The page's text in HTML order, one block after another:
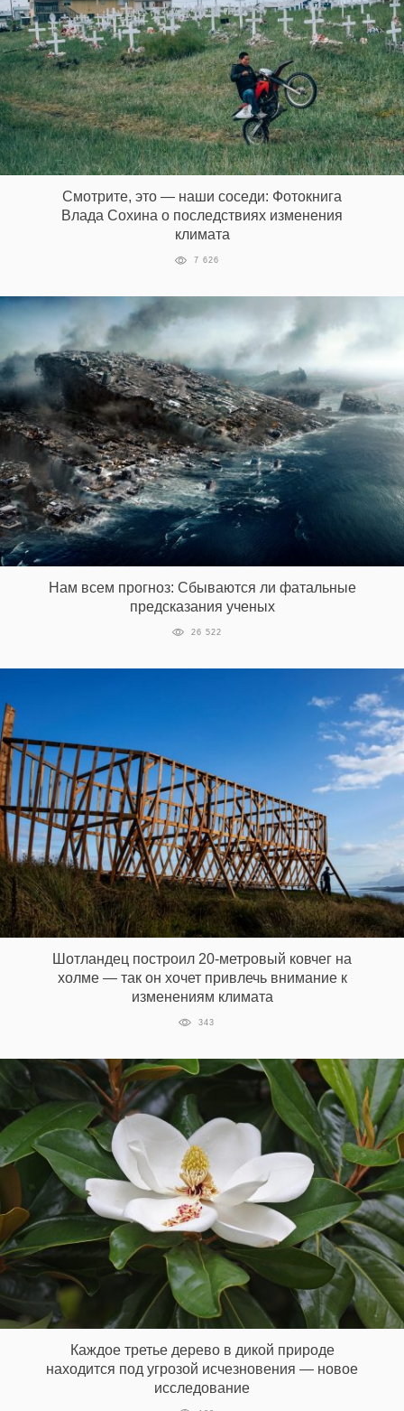
Смотрите, это — наши соседи: Фотокнига
Влада Сохина о последствиях изменения
климата
7 626
Нам всем прогноз: Сбываются ли фатальные
предсказания ученых
26 522
Шотландец построил 20-метровый ковчег на
холме — так он хочет привлечь внимание к
изменениям климата
343
Каждое третье дерево в дикой природе
находится под угрозой исчезновения — новое
исследование